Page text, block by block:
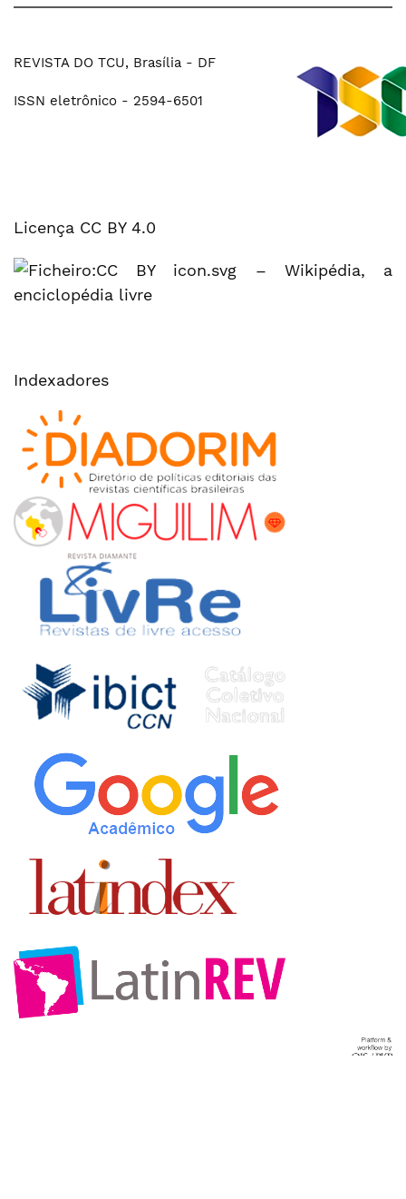
REVISTA DO TCU, Brasília - DF
ISSN eletrônico - 2594-6501
Licença CC BY 4.0
Indexadores